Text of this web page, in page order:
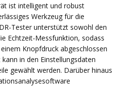
ist intelligent und robust
Werkzeug für die
Tester unterstützt sowohl den
Echtzeit-Messfunktion, sodass
Knopfdruck abgeschlossen
in den Einstellungsdaten
gewählt werden. Darüber hinaus